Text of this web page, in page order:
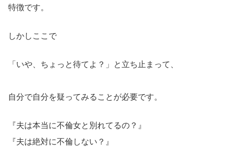
特徴です。
しかしここで
「いや、ちょっと待てよ？」と立ち止まって、
自分で自分を疑ってみることが必要です。
『夫は本当に不倫女と別れてるの？』
『夫は絶対に不倫しない？』